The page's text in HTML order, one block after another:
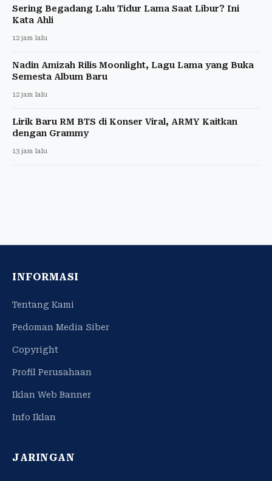
Sering Begadang Lalu Tidur Lama Saat Libur? Ini
Kata Ahli
12 jam lalu
Nadin Amizah Rilis Moonlight, Lagu Lama yang Buka
Semesta Album Baru
12 jam lalu
Lirik Baru RM BTS di Konser Viral, ARMY Kaitkan
dengan Grammy
13 jam lalu
INFORMASI
Tentang Kami
Pedoman Media Siber
Copyright
Profil Perusahaan
Iklan Web Banner
Info Iklan
JARINGAN